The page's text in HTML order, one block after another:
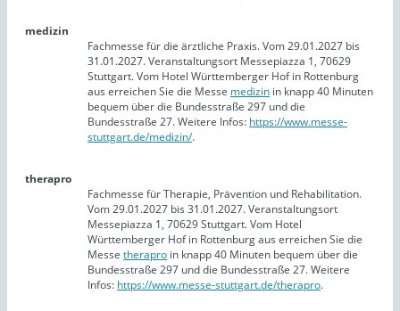
medizin
Fachmesse für die ärztliche Praxis. Vom 29.01.2027 bis
31.01.2027. Veranstaltungsort Messepiazza 1, 70629
Stuttgart. Vom Hotel Württemberger Hof in Rottenburg
aus erreichen Sie die Messe medizin in knapp 40 Minuten
bequem über die Bundesstraße 297 und die
Bundesstraße 27. Weitere Infos: https://www.messe-
stuttgart.de/medizin/.
therapro
Fachmesse für Therapie, Prävention und Rehabilitation.
Vom 29.01.2027 bis 31.01.2027. Veranstaltungsort
Messepiazza 1, 70629 Stuttgart. Vom Hotel
Württemberger Hof in Rottenburg aus erreichen Sie die
Messe therapro in knapp 40 Minuten bequem über die
Bundesstraße 297 und die Bundesstraße 27. Weitere
Infos: https://www.messe-stuttgart.de/therapro.